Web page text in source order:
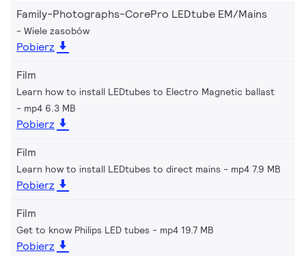
Family-Photographs-CorePro LEDtube EM/Mains
Wiele zasobów
Pobierz
Film
Learn how to install LEDtubes to Electro Magnetic ballast
mp4 6.3 MB
Pobierz
Film
Learn how to install LEDtubes to direct mains mp4 7.9 MB
Pobierz
Film
Get to know Philips LED tubes mp4 19.7 MB
Pobierz